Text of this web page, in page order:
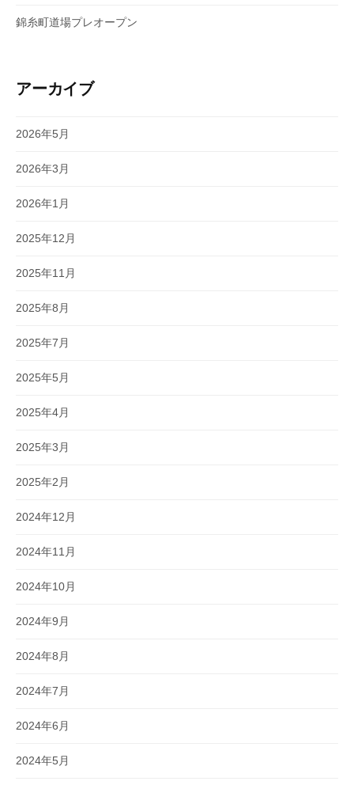
錦糸町道場プレオープン
アーカイブ
2026年5月
2026年3月
2026年1月
2025年12月
2025年11月
2025年8月
2025年7月
2025年5月
2025年4月
2025年3月
2025年2月
2024年12月
2024年11月
2024年10月
2024年9月
2024年8月
2024年7月
2024年6月
2024年5月